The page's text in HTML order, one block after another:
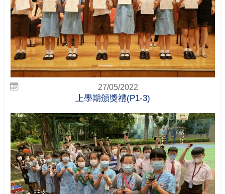
27/05/2022
上學期頒獎禮(P1-3)